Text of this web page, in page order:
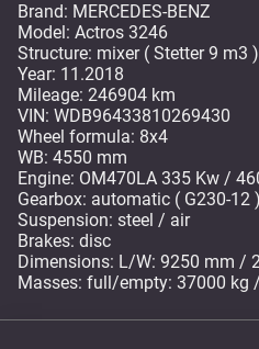
Brand: MERCEDES-BENZ
Model: Actros 3246
Structure: mixer ( Stetter 9 m3 )
Year: 11.2018
Mileage: 246904 km
VIN: WDB96433810269430
Wheel formula: 8x4
WB: 4550 mm
Engine: OM470LA 335 Kw /
Gearbox: automatic ( G230-12 )
Suspension: steel / air
Brakes: disc
Dimensions: L/W: 9250 mm /
Masses: full/empty: 37000 kg